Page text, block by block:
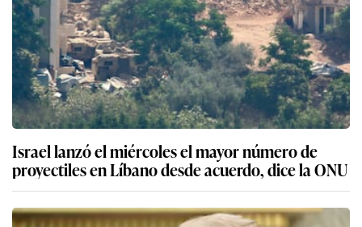
Israel lanzó el miércoles el mayor número de
proyectiles en Líbano desde acuerdo, dice la ONU